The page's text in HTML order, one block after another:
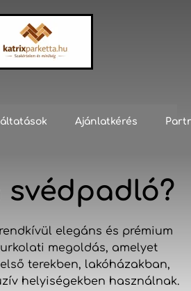
Ajánlatkérés
svédpadló?
elegáns és prémium
megoldás, amelyet
terekben, lakóházakban,
helyiségekben használnak.